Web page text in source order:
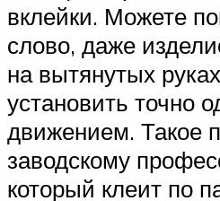
вклейки. Можете
слово, даже
на вытянутых
установить точно
движением. Такое
заводскому
который клеит по